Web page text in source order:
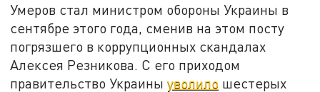
Умеров стал министром обороны Украины в
сентябре этого года, сменив на этом посту
погрязшего в коррупционных скандалах
Алексея Резникова. С его приходом
правительство Украиныуволило шестерых